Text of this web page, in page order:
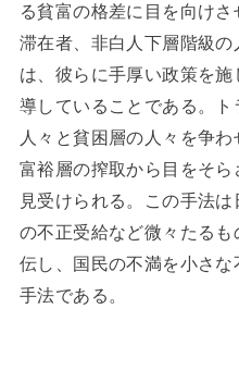
る貧富の格差に目を向け
滞在者、非白人下層階級
は、彼らに手厚い政策を
導していることである。
人々と貧困層の人々を争
富裕層の搾取から目をそ
見受けられる。この手法
の不正受給など微々たる
伝し、国民の不満を小さ
手法である。